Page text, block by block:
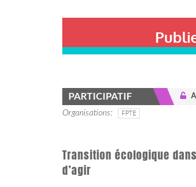
PARTICIPATIF
Organisations FPTE
Transition écologique
d’agir